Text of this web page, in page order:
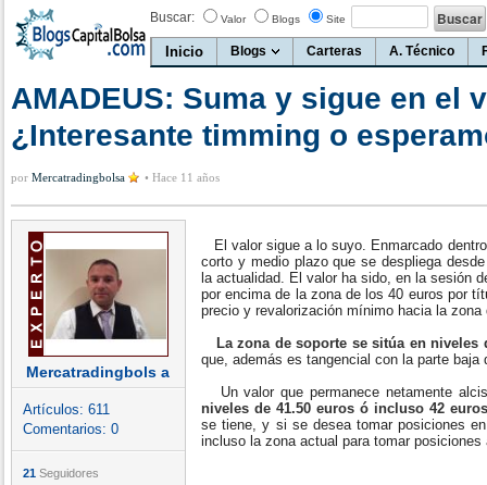
Buscar: Valor Blogs Site
Inicio Blogs Carteras A. Técnico
AMADEUS: Suma y sigue en el
¿Interesante timming o
por Mercatradingbolsa • Hace 11 años
Mercatradingbols a
Artículos: 611
Comentarios: 0
21 Seguidores
El valor sigue a lo suyo. Enmarcado
corto y medio plazo que se despliega
la actualidad. El valor ha sido, en la sesión
por encima de la zona de los 40 euros por
precio y revalorización mínimo hacia la
La zona de soporte se sitúa en niveles
que, además es tangencial con la parte
Un valor que permanece netamente
niveles de 41.50 euros ó incluso 42
se tiene, y si se desea tomar posiciones
incluso la zona actual para tomar